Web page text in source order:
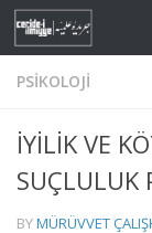
Skip to content
PSIKOLOJI
İYİLİK VE
SUÇLULUK
BYMÜRÜVVET